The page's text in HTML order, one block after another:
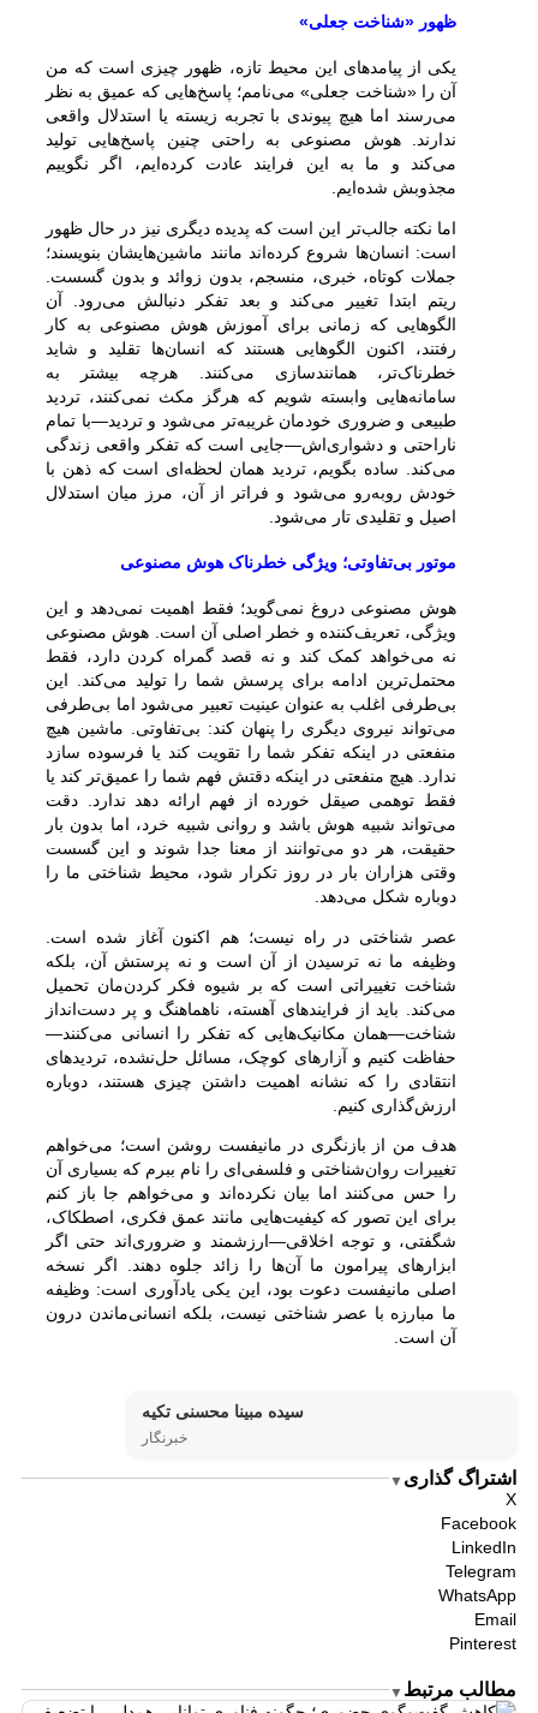
ظهور «شناخت جعلی»
یکی از پیامدهای این محیط تازه، ظهور چیزی است که من
آن را «شناخت جعلی» می‌نامم؛ پاسخ‌هایی که عمیق به نظر
می‌رسند اما هیچ پیوندی با تجربه زیسته یا استدلال واقعی
ندارند. هوش مصنوعی به راحتی چنین پاسخ‌هایی تولید
می‌کند و ما به این فرایند عادت کرده‌ایم، اگر نگوییم
مجذوبش شده‌ایم.
اما نکته جالب‌تر این است که پدیده دیگری نیز در حال ظهور
است: انسان‌ها شروع کرده‌اند مانند ماشین‌هایشان بنویسند؛
جملات کوتاه، خبری، منسجم، بدون زوائد و بدون گسست.
ریتم ابتدا تغییر می‌کند و بعد تفکر دنبالش می‌رود. آن
الگوهایی که زمانی برای آموزش هوش مصنوعی به کار
رفتند، اکنون الگوهایی هستند که انسان‌ها تقلید و شاید
خطرناک‌تر، همانندسازی می‌کنند. هرچه بیشتر به
سامانه‌هایی وابسته شویم که هرگز مکث نمی‌کنند، تردید
طبیعی و ضروری خودمان غریبه‌تر می‌شود و تردید—با تمام
ناراحتی و دشواری‌اش—جایی است که تفکر واقعی زندگی
می‌کند. ساده بگویم، تردید همان لحظه‌ای است که ذهن با
خودش روبه‌رو می‌شود و فراتر از آن، مرز میان استدلال
اصیل و تقلیدی تار می‌شود.
موتور بی‌تفاوتی؛ ویژگی خطرناک هوش مصنوعی
هوش مصنوعی دروغ نمی‌گوید؛ فقط اهمیت نمی‌دهد و این
ویژگی، تعریف‌کننده و خطر اصلی آن است. هوش مصنوعی
نه می‌خواهد کمک کند و نه قصد گمراه کردن دارد، فقط
محتمل‌ترین ادامه برای پرسش شما را تولید می‌کند. این
بی‌طرفی اغلب به عنوان عینیت تعبیر می‌شود اما بی‌طرفی
می‌تواند نیروی دیگری را پنهان کند: بی‌تفاوتی. ماشین هیچ
منفعتی در اینکه تفکر شما را تقویت کند یا فرسوده سازد
ندارد. هیچ منفعتی در اینکه دقتش فهم شما را عمیق‌تر کند یا
فقط توهمی صیقل خورده از فهم ارائه دهد ندارد. دقت
می‌تواند شبیه هوش باشد و روانی شبیه خرد، اما بدون بار
حقیقت، هر دو می‌توانند از معنا جدا شوند و این گسست
وقتی هزاران بار در روز تکرار شود، محیط شناختی ما را
دوباره شکل می‌دهد.
عصر شناختی در راه نیست؛ هم اکنون آغاز شده است.
وظیفه ما نه ترسیدن از آن است و نه پرستش آن، بلکه
شناخت تغییراتی است که بر شیوه فکر کردن‌مان تحمیل
می‌کند. باید از فرایندهای آهسته، ناهماهنگ و پر دست‌انداز
شناخت—همان مکانیک‌هایی که تفکر را انسانی می‌کنند—
حفاظت کنیم و آزارهای کوچک، مسائل حل‌نشده، تردیدهای
انتقادی را که نشانه اهمیت داشتن چیزی هستند، دوباره
ارزش‌گذاری کنیم.
هدف من از بازنگری در مانیفست روشن است؛ می‌خواهم
تغییرات روان‌شناختی و فلسفی‌ای را نام ببرم که بسیاری آن
را حس می‌کنند اما بیان نکرده‌اند و می‌خواهم جا باز کنم
برای این تصور که کیفیت‌هایی مانند عمق فکری، اصطکاک،
شگفتی، و توجه اخلاقی—ارزشمند و ضروری‌اند حتی اگر
ابزارهای پیرامون ما آن‌ها را زائد جلوه دهند. اگر نسخه
اصلی مانیفست دعوت بود، این یکی یادآوری است: وظیفه
ما مبارزه با عصر شناختی نیست، بلکه انسانی‌ماندن درون
آن است.
سیده مبینا محسنی تکیه
خبرنگار
اشتراگ گذاری ▼
X
Facebook
LinkedIn
Telegram
WhatsApp
Email
Pinterest
مطالب مرتبط ▼